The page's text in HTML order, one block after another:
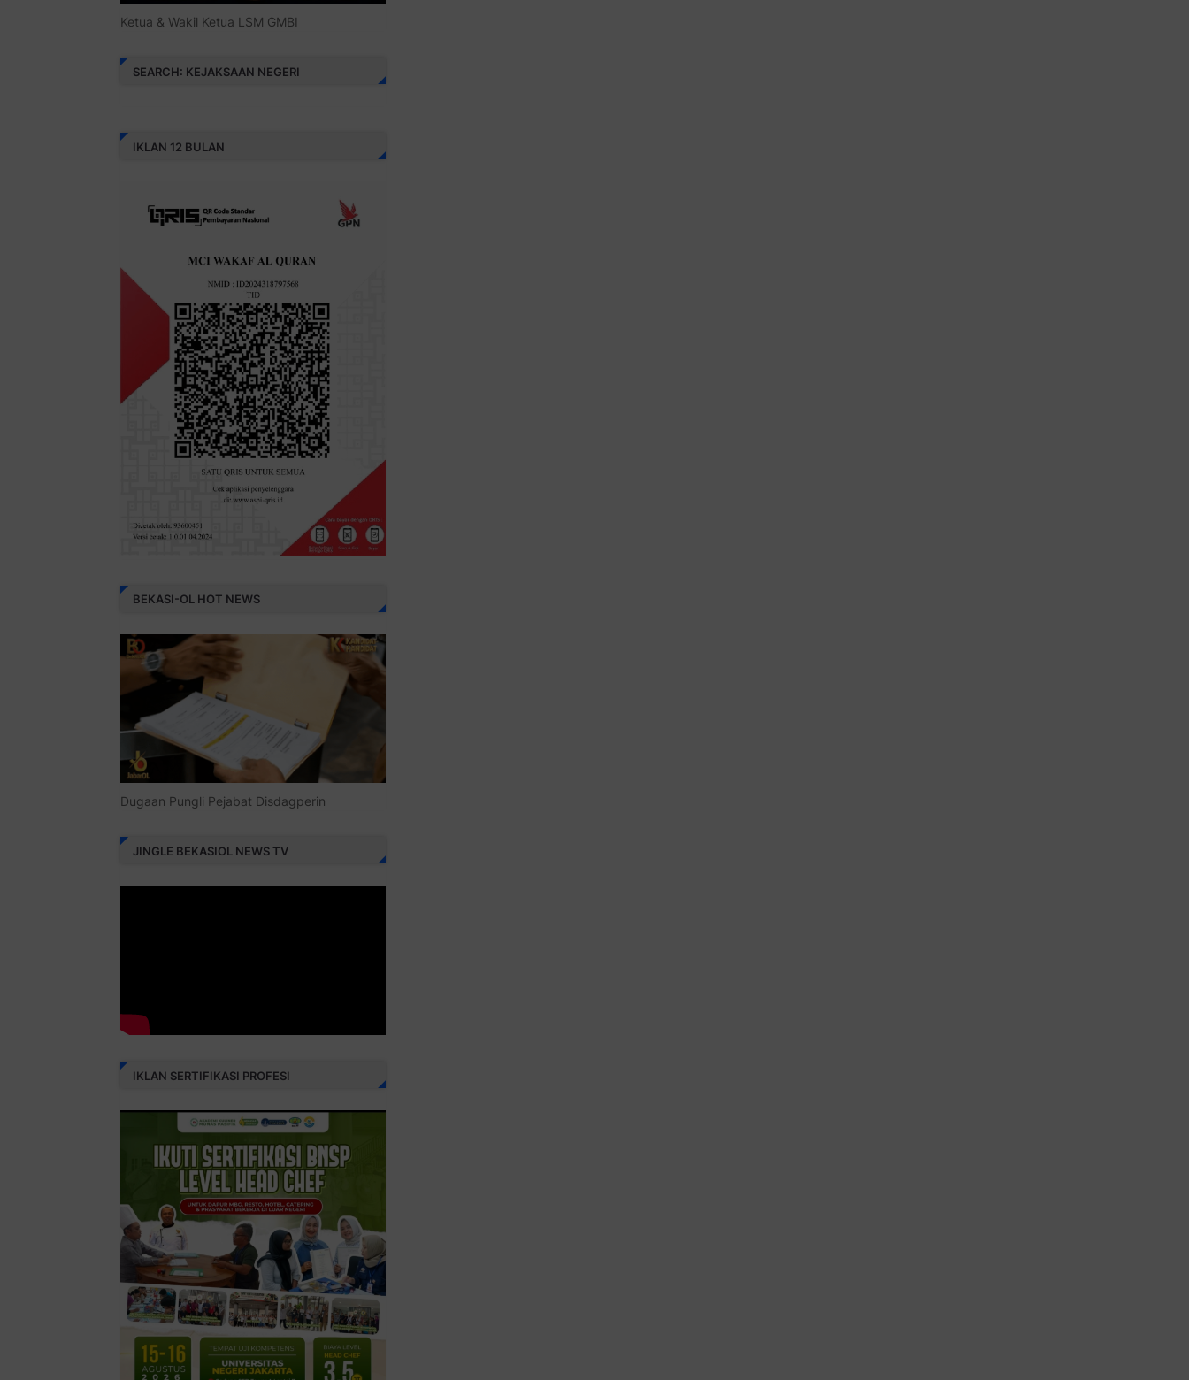
Ketua & Wakil Ketua LSM GMBI
SEARCH: KEJAKSAAN NEGERI
IKLAN 12 BULAN
BEKASI-OL HOT NEWS
Dugaan Pungli Pejabat Disdagperin
JINGLE BEKASIOL NEWS TV
IKLAN SERTIFIKASI PROFESI